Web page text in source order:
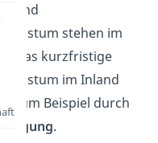
und
stehen im
das kurzfristige
im Inland
zum Beispiel durch
.